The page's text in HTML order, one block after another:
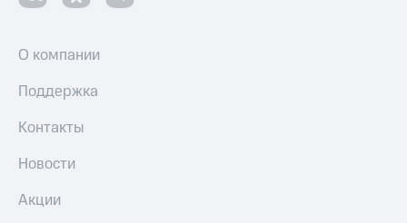
О компании
Поддержка
Контакты
Новости
Акции